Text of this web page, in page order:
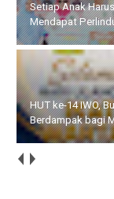
Setiap Anak Harus
Mendapat
HUT ke-14 IWO,
Berdampak bagi